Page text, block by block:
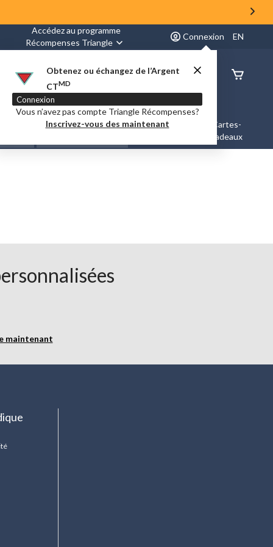
Accédez au programme
Récompenses Triangle
Connexion
Obtenez ou échangez de l’Argent
CTMD
Connexion
Vous n’avez pas compte Triangle Récompenses?
Inscrivez-vous des maintenant
EN
État de
&
Nouveautés et
Marques
Cartes-
cadeaux
maintenant